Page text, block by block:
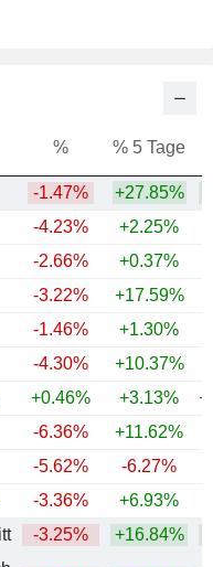
% % 5 Tage
-1.47% +27.85%
-4.23% +2.25%
-2.66% +0.37%
-3.22% +17.59%
-1.46% +1.30%
-4.30% +10.37%
+0.46% +3.13%
-6.36% +11.62%
-5.62% -6.27%
-3.36% +6.93%
-3.25% +16.84%